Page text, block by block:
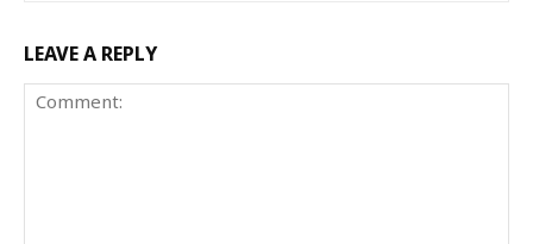
LEAVE A REPLY